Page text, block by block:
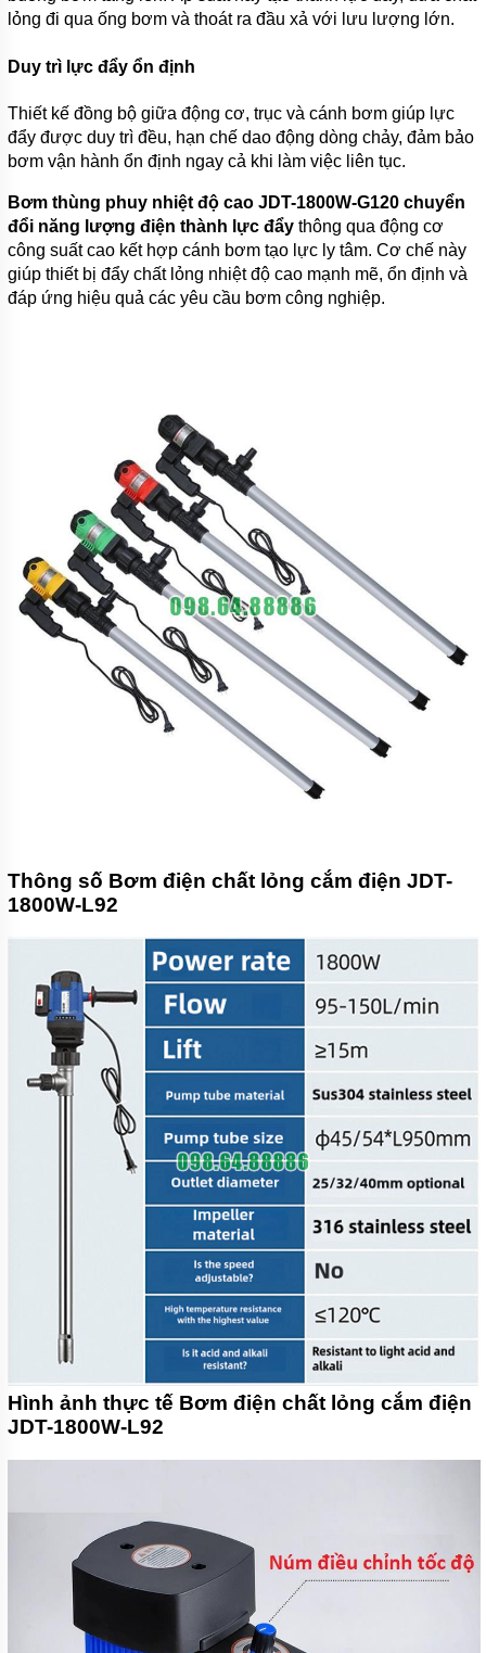
lỏng đi qua ống bơm và thoát ra đầu xả với lưu lượng lớn.
Duy trì lực đẩy ổn định
Thiết kế đồng bộ giữa động cơ, trục và cánh bơm giúp lực
đẩy được duy trì đều, hạn chế dao động dòng chảy, đảm bảo
bơm vận hành ổn định ngay cả khi làm việc liên tục.
Bơm thùng phuy nhiệt độ cao JDT-1800W-G120 chuyển
đổi năng lượng điện thành lực đẩy thông qua động cơ
công suất cao kết hợp cánh bơm tạo lực ly tâm. Cơ chế này
giúp thiết bị đẩy chất lỏng nhiệt độ cao mạnh mẽ, ổn định và
đáp ứng hiệu quả các yêu cầu bơm công nghiệp.
Thông số Bơm điện chất lỏng cắm điện JDT-
1800W-L92
Hình ảnh thực tế Bơm điện chất lỏng cắm điện
JDT-1800W-L92